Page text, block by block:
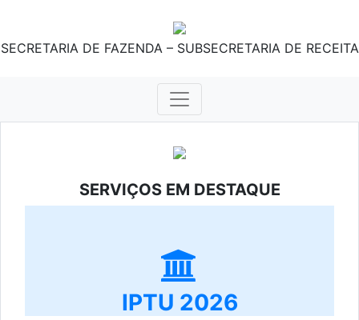
SECRETARIA DE FAZENDA – SUBSECRETARIA DE RECEITA
SERVIÇOS EM DESTAQUE
IPTU 2026